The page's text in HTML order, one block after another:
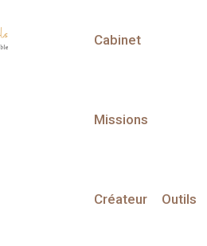
Cabinet
Missions
Créateur Outils